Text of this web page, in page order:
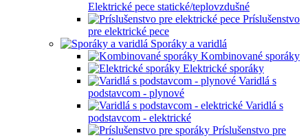
Elektrické pece statické/teplovzdušné
Príslušenstvo
pre elektrické pece
Sporáky a varidlá
Kombinované sporáky
Elektrické sporáky
Varidlá s
podstavcom - plynové
Varidlá s
podstavcom - elektrické
Príslušenstvo pre